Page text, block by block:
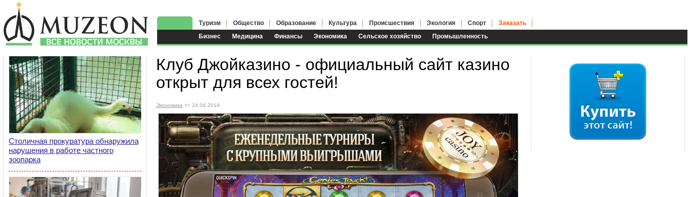
Бизнес Медицина Финансы Экономика Сельское хозяйство Промышленность
Туризм Общество Образование Культура Происшествия Экология Спорт Заказать
Столичная прокуратура обнаружила
нарушения в работе частного
зоопарка
Клуб Джойказино - официальный сайт казино
открыт для всех гостей!
Экономика >> 24.04.2019